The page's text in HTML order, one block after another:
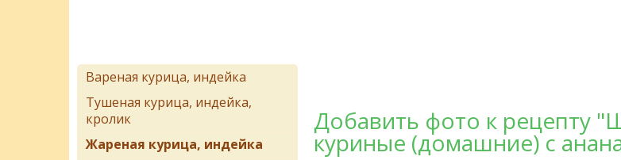
Добавить фото к рецепту
куриные (домашние) с
Вареная курица, индейка
Тушеная курица, индейка,
кролик
Жареная курица, индейка